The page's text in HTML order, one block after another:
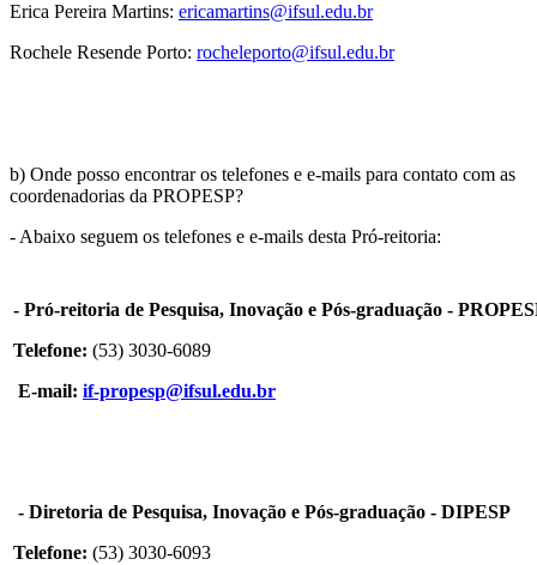
Erica Pereira Martins: ericamartins@ifsul.edu.br
Rochele Resende Porto: rocheleporto@ifsul.edu.br
b) Onde posso encontrar os telefones e e-mails para contato com as
coordenadorias da PROPESP?
- Abaixo seguem os telefones e e-mails desta Pró-reitoria:
- Pró-reitoria de Pesquisa, Inovação e Pós-graduação -
Telefone: (53) 3030-6089
E-mail: if-propesp@ifsul.edu.br
- Diretoria de Pesquisa, Inovação e Pós-graduação - DIPESP
Telefone: (53) 3030-6093